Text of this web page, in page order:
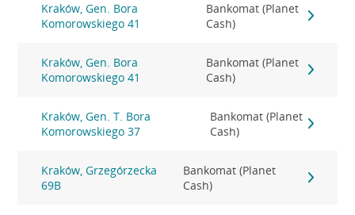
Kraków, Gen. Bora
Komorowskiego 41
Bankomat (Planet
Cash)
Kraków, Gen. Bora
Komorowskiego 41
Bankomat (Planet
Cash)
Kraków, Gen. T. Bora
Komorowskiego 37
Bankomat (Planet
Cash)
Kraków, Grzegórzecka
69B
Bankomat (Planet
Cash)